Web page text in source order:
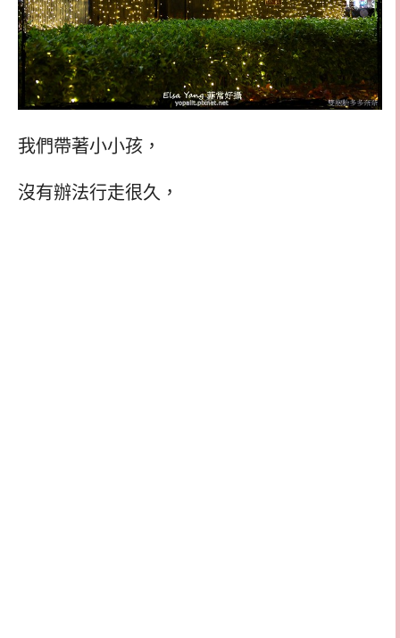
我們帶著小小孩，
沒有辦法行走很久，